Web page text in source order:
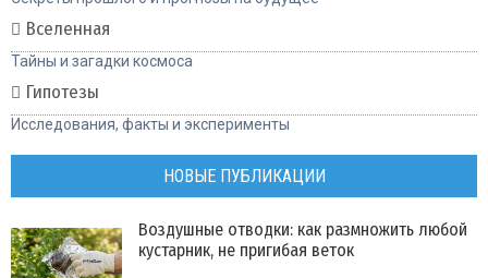
Вселенная
Тайны и загадки космоса
Гипотезы
Исследования, факты и эксперименты
НОВЫЕ ПУБЛИКАЦИИ
Воздушные отводки: как размножить любой
кустарник, не пригибая веток